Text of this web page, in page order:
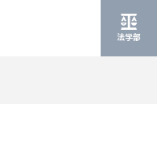
法学部